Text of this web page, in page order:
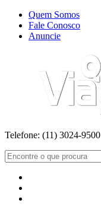
Quem Somos
Fale Conosco
Anuncie
Telefone: (11) 3024-9500